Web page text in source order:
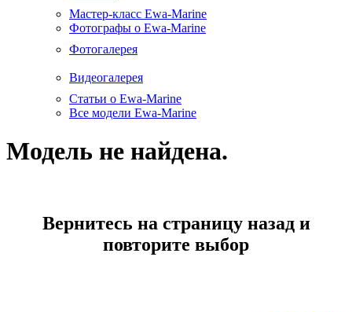
Мастер-класс Ewa-Marine
Фотографы о Ewa-Marine
Фотогалерея
Видеогалерея
Статьи о Ewa-Marine
Все модели Ewa-Marine
Модель не найдена.
Вернитесь на страницу назад и
повторите выбор